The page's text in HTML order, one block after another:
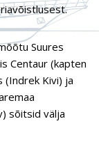
Suures
Centaur (kapten
(Indrek Kivi) ja
sõitsid välja